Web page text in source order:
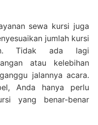
sewa kursi juga
jumlah kursi
Tidak ada lagi
atau kelebihan
jalannya acara.
Anda hanya perlu
yang benar-benar